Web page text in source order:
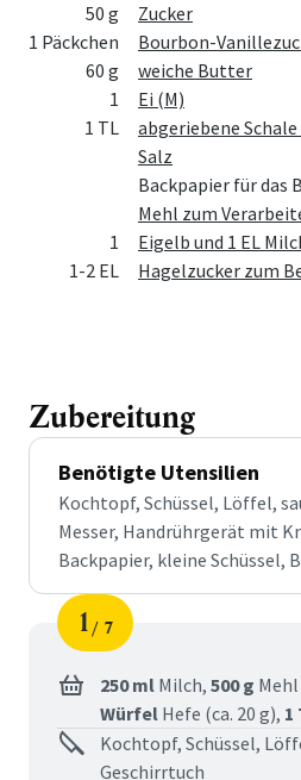
50 g
Zucker
1 Päckchen
Bourbon-
60 g
weiche Butter
1
Ei (M)
1 TL
abgeriebene
Salz
Backpapier für das
Mehl zum
1
Eigelb und 1 EL
1-2 EL
Hagelzucker zum
Zubereitung
Benötigte Utensilien
Kochtopf, Schüssel, Löffel,
Messer, Handrührgerät mit
Backpapier, kleine Schüssel,
Schritt
1
von
7
250 ml Milch, 500 g
Würfel Hefe (ca. 20 g), 1
Kochtopf, Schüssel,
Geschirrtuch